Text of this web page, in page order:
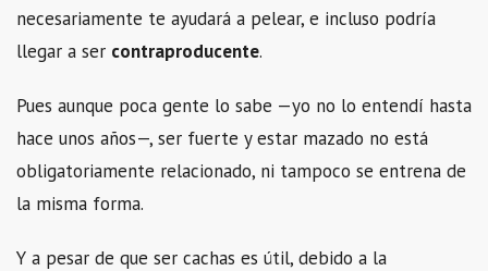
necesariamente te ayudará a pelear, e incluso podría
llegar a ser contraproducente.
Pues aunque poca gente lo sabe —yo no lo entendí hasta
hace unos años—, ser fuerte y estar mazado no está
obligatoriamente relacionado, ni tampoco se entrena de
la misma forma.
Y a pesar de que ser cachas es útil, debido a la